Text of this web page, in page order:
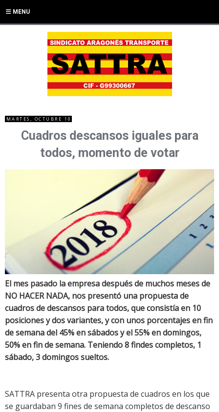
MENU
MARTES, OCTUBRE 10
Cuadros descansos iguales para
todos, momento de votar
El mes pasado la empresa después de muchos meses de
NO HACER NADA, nos presentó una propuesta de
cuadros de descansos para todos, que consistía en 10
posiciones y dos variantes, y con unos porcentajes en fin
de semana del 45% en sábados y el 55% en domingos,
50% en fin de semana. Teniendo 8 findes completos, 1
sábado, 3 domingos sueltos.
SATTRA presenta otra propuesta de cuadros en los que
se guardaban 9 fines de semana completos de descanso